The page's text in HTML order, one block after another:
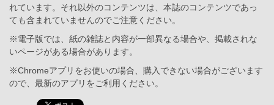
れています。それ以外のコンテンツは、本誌のコンテンツであっ
ても含まれていませんのでご注意ください。
※電子版では、紙の雑誌と内容が一部異なる場合や、掲載されな
いページがある場合があります。
※Chromeアプリをお使いの場合、購入できない場合がございます
ので、最新のアプリをご利用ください。